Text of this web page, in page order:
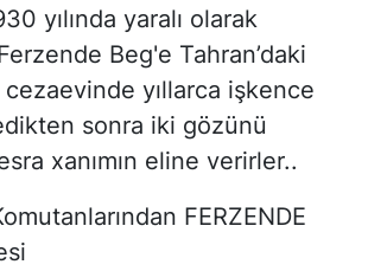
yılında yaralı olarak
Beg'e Tahran’daki
yıllarca işkence
sonra iki gözünü
xanımın eline verirler..
FERZENDE